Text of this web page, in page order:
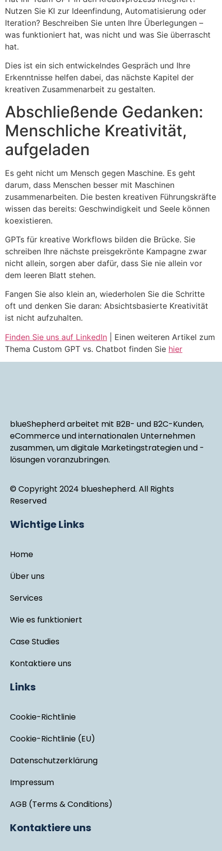
Nutzen Sie KI zur Ideenfindung, Automatisierung oder
Iteration? Beschreiben Sie unten Ihre Überlegungen –
was funktioniert hat, was nicht und was Sie überrascht
hat.
Dies ist ein sich entwickelndes Gespräch und Ihre
Erkenntnisse helfen dabei, das nächste Kapitel der
kreativen Zusammenarbeit zu gestalten.
Abschließende Gedanken:
Menschliche Kreativität,
aufgeladen
Es geht nicht um Mensch gegen Maschine. Es geht
darum, dass Menschen besser mit Maschinen
zusammenarbeiten. Die besten kreativen Führungskräfte
wissen das bereits: Geschwindigkeit und Seele können
koexistieren.
GPTs für kreative Workflows bilden die Brücke. Sie
schreiben Ihre nächste preisgekrönte Kampagne zwar
nicht allein, sorgen aber dafür, dass Sie nie allein vor
dem leeren Blatt stehen.
Fangen Sie also klein an, wiederholen Sie die Schritte
oft und denken Sie daran: Absichtsbasierte Kreativität
ist nicht aufzuhalten.
Finden Sie uns auf LinkedIn | Einen weiteren Artikel zum
Thema Custom GPT vs. Chatbot finden Sie hier
blueShepherd arbeitet mit B2B- und B2C-Kunden,
eCommerce und internationalen Unternehmen
zusammen, um digitale Marketingstrategien und -
lösungen voranzubringen.
© Copyright 2024 blueshepherd. All Rights
Reserved
Wichtige Links
Home
Über uns
Services
Wie es funktioniert
Case Studies
Kontaktiere uns
Links
Cookie-Richtlinie
Cookie-Richtlinie (EU)
Datenschutzerklärung
Impressum
AGB (Terms & Conditions)
Kontaktiere uns